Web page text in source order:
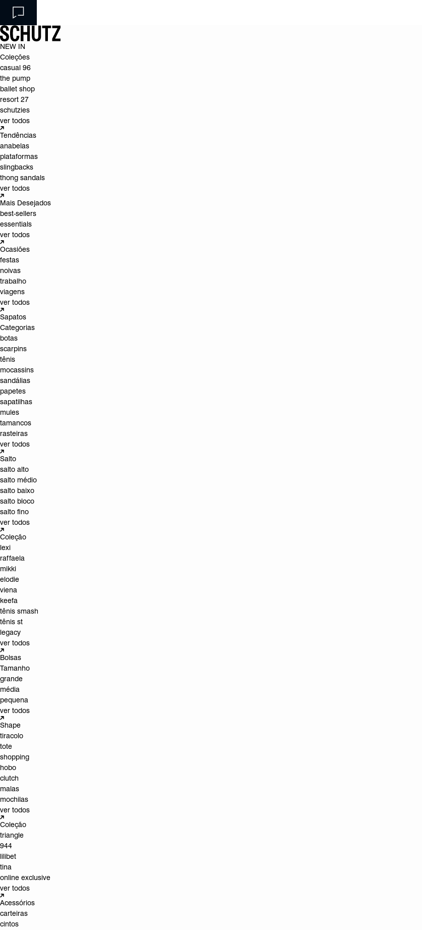
NEW IN
Coleções
casual 96
the pump
ballet shop
resort 27
schutzies
ver todos
Tendências
anabelas
plataformas
slingbacks
thong sandals
ver todos
Mais Desejados
best-sellers
essentials
ver todos
Ocasiões
festas
noivas
trabalho
viagens
ver todos
Sapatos
Categorias
botas
scarpins
tênis
mocassins
sandálias
papetes
sapatilhas
mules
tamancos
rasteiras
ver todos
Salto
salto alto
salto médio
salto baixo
salto bloco
salto fino
ver todos
Coleção
lexi
raffaela
mikki
elodie
viena
keefa
tênis smash
tênis st
legacy
ver todos
Bolsas
Tamanho
grande
média
pequena
ver todos
Shape
tiracolo
tote
shopping
hobo
clutch
malas
mochilas
ver todos
Coleção
triangle
944
lilibet
tina
online exclusive
ver todos
Acessórios
carteiras
cintos